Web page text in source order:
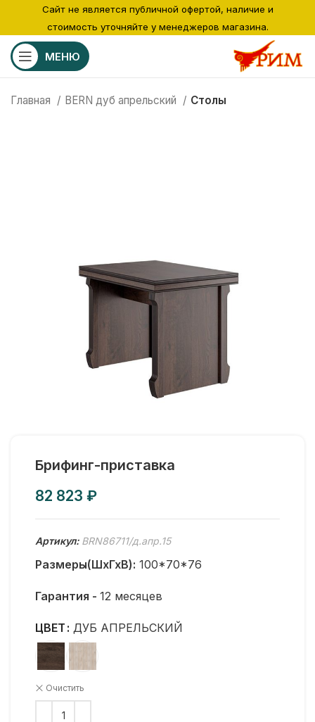
МЕНЮ
Главная BERN дуб апрельский Столы
Брифинг-приставка
₽
Артикул: BRN86711/д.апр.15
Размеры(ШхГхВ): 100*70*76
Гарантия - 12 месяцев
ЦВЕТ ДУБ АПРЕЛЬСКИЙ
Очистить
Сайт не является публичной офертой, наличие и
стоимость уточняйте у менеджеров магазина.